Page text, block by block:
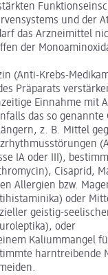
und der
das Arzneimittel
der
(Anti-Krebs-
Präparats
Einnahme mit
das so genannte
z. B. Mittel
IA oder III),
Cisaprid,
Allergien bzw.
oder
geistig-
oder
Kaliummangel
harntreibende